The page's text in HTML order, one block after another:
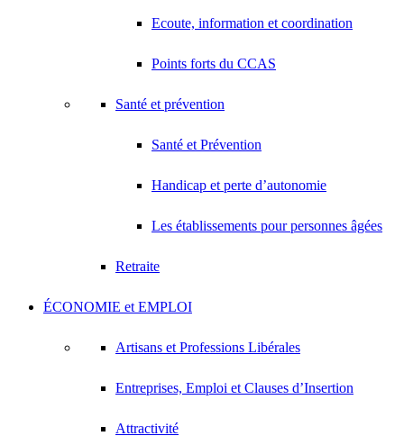
Ecoute, information et coordination
Points forts du CCAS
Santé et prévention
Santé et Prévention
Handicap et perte d’autonomie
Les établissements pour personnes âgées
Retraite
ÉCONOMIE et EMPLOI
Artisans et Professions Libérales
Entreprises, Emploi et Clauses d’Insertion
Attractivité